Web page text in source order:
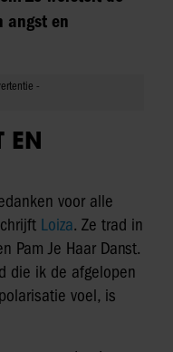
angst en
EN
voor alle
Loiza. Ze trad in
Pam Je Haar Danst.
die ik de afgelopen
voel, is